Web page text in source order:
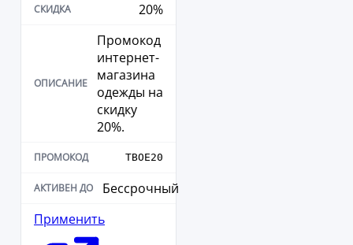
20%
Промокод
интернет-
магазина
одежды на
скидку
20%.
ТВОЕ20
Бессрочный
Применить